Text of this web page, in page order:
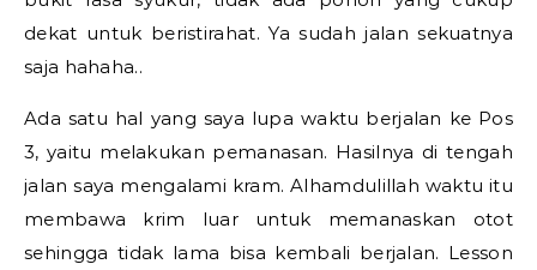
dekat untuk beristirahat. Ya sudah jalan sekuatnya
saja hahaha..
Ada satu hal yang saya lupa waktu berjalan ke Pos
3, yaitu melakukan pemanasan. Hasilnya di tengah
jalan saya mengalami kram. Alhamdulillah waktu itu
membawa krim luar untuk memanaskan otot
sehingga tidak lama bisa kembali berjalan. Lesson